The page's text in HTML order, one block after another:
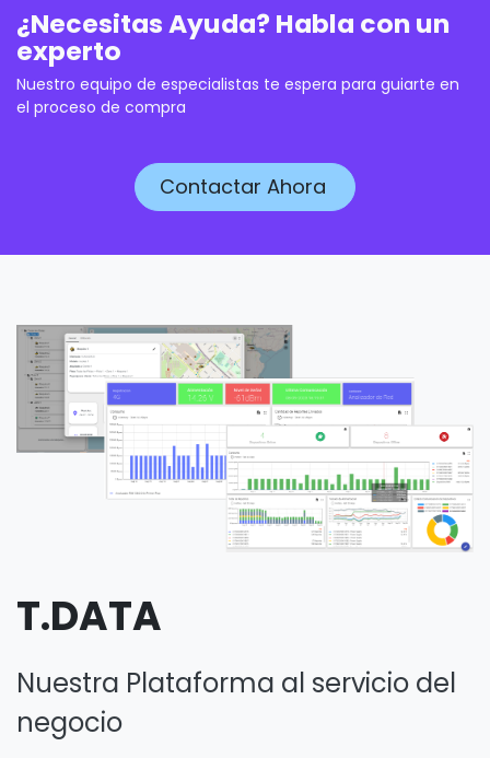
¿Necesitas Ayuda? Habla con un
experto
Nuestro equipo de especialistas te espera para guiarte en
el proceso de compra
Contactar Ahora
T.DATA
Nuestra Plataforma al servicio del
negocio